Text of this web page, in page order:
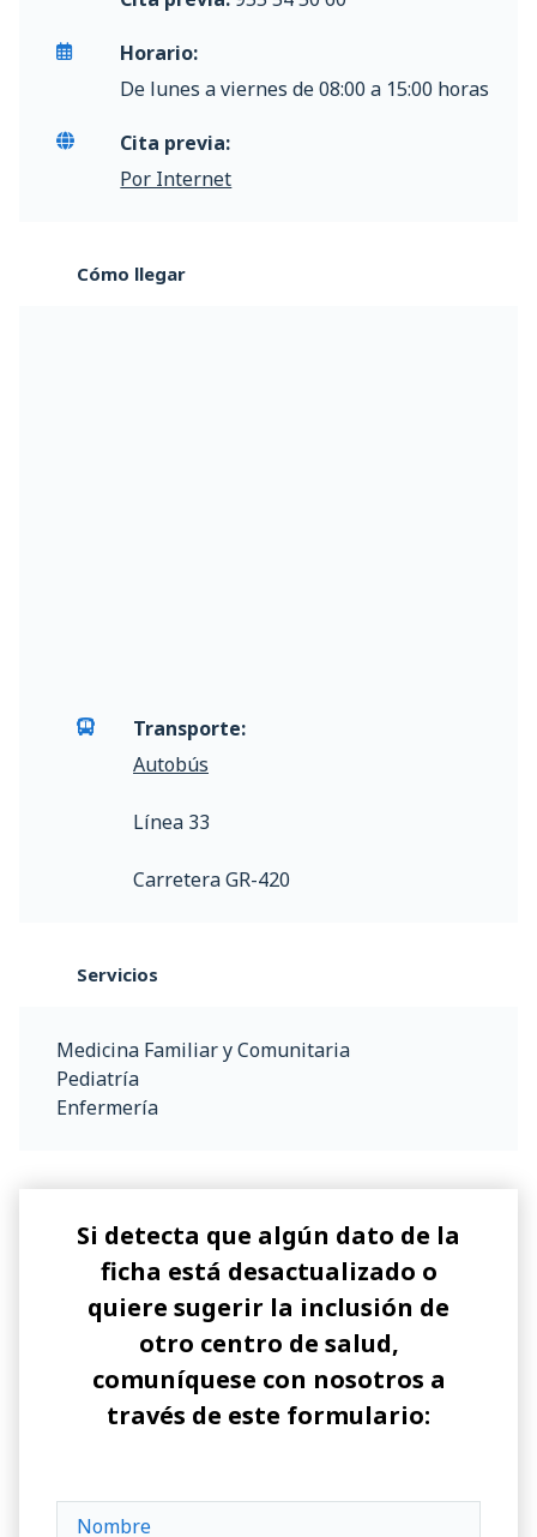
Horario:
De lunes a viernes de 08:00 a 15:00 horas
Cita previa:
Por Internet
Cómo llegar
Transporte:
Autobús
Línea 33
Carretera GR-420
Servicios
Medicina Familiar y Comunitaria
Pediatría
Enfermería
Si detecta que algún dato de la
ficha está desactualizado o
quiere sugerir la inclusión de
otro centro de salud,
comuníquese con nosotros a
través de este formulario: